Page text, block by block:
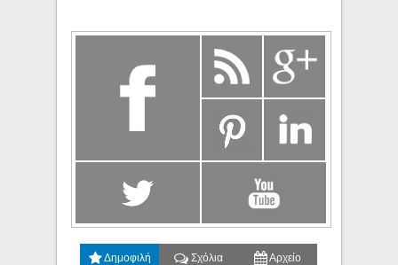
Δημοφιλή Σχόλια Αρχείο